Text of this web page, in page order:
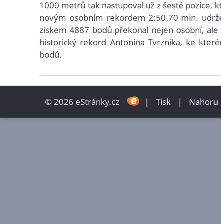
1000 metrů tak nastupoval už z šesté pozice,
novým osobním rekordem 2:50,70 min.
ziskem 4887 bodů překonal nejen osobní,
historický rekord Antonína Tvrzníka, ke
bodů.
© 2026 eStránky.cz | Tisk | Nahoru